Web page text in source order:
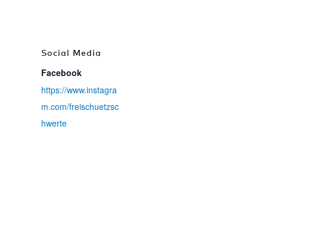
Social Media
Facebook
https://www.instagra
m.com/freischuetzsc
hwerte